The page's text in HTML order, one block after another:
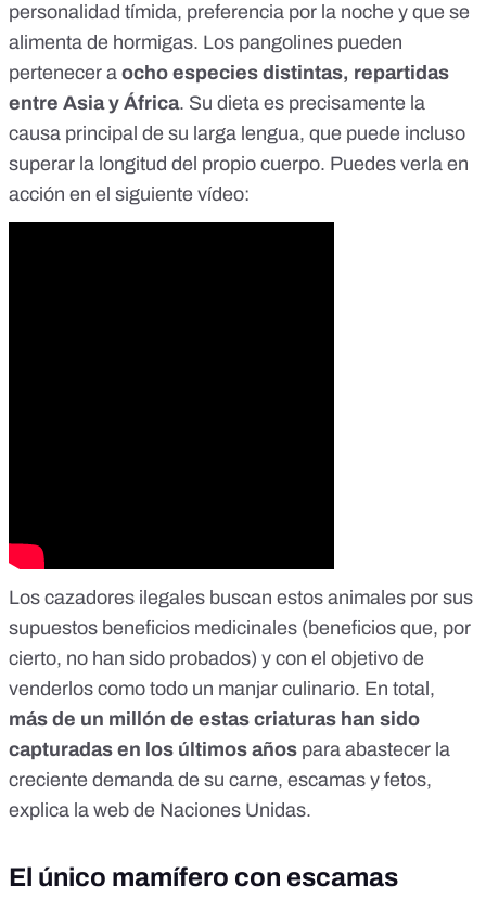
personalidad tímida, preferencia por la noche y que se
alimenta de hormigas. Los pangolines pueden
pertenecer a ocho especies distintas, repartidas
entre Asia y África. Su dieta es precisamente la
causa principal de su larga lengua, que puede incluso
superar la longitud del propio cuerpo. Puedes verla en
acción en el siguiente vídeo:
Los cazadores ilegales buscan estos animales por sus
supuestos beneficios medicinales (beneficios que, por
cierto, no han sido probados) y con el objetivo de
venderlos como todo un manjar culinario. En total,
más de un millón de estas criaturas han sido
capturadas en los últimos años para abastecer la
creciente demanda de su carne, escamas y fetos,
explica la web de Naciones Unidas.
El único mamífero con escamas